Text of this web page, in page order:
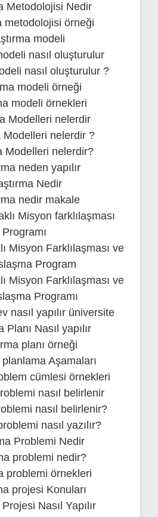
Metodolojisi Nedir
metodolojisi örneği
modeli
nasıl oluşturulur
nasıl oluşturulur ?
modeli örneği
modeli örnekleri
Modelleri nelerdir
Modelleri nelerdir ?
Modelleri nelerdir?
neden yapılır
Nedir
nedir makale
Misyon farklılaşması
Programı
Misyon Farklılaşması ve
Program
Misyon Farklılaşması ve
Programı
nasıl yapılır üniversite
Planı Nasıl yapılır
planı örneği
Aşamaları
cümlesi örnekleri
nasıl belirlenir
nasıl belirlenir?
nasıl yazılır?
Problemi Nedir
problemi nedir?
problemi örnekleri
projesi Konuları
Nasıl Yapılır